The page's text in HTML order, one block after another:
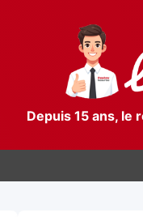
Depuis 15 ans, le